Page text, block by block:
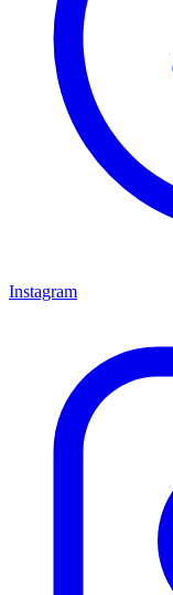
Instagram